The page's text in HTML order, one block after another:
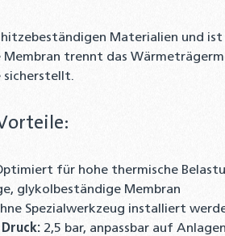
Materialien und
trennt das
sicherstellt.
für hohe thermische
glykolbeständige Membran
Spezialwerkzeug installiert
2,5 bar, anpassbar auf